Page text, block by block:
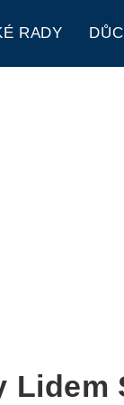
RADY
Lidem